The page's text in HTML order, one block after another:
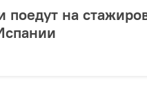
поедут на